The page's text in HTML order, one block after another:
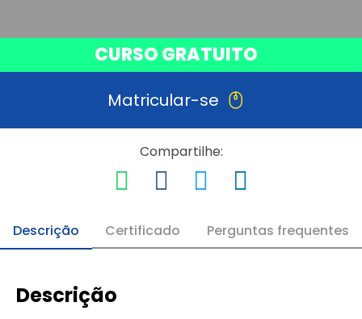
CURSO GRATUITO
Matricular-se
Compartilhe:
Descrição Certificado Perguntas frequentes
Descrição